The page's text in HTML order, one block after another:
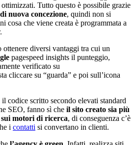
Tutto questo è possibile grazie
nuova concezione, quindi non si
cosa che viene creata è programmata a
ottenere diversi vantaggi tra cui un
pagespeed insights il punteggio,
verificato su
cliccare su “guarda” e poi sull’icona
codice scritto secondo elevati standard
SEO, fanno sì che il sito creato sia più
motori di ricerca, di conseguenza c’è
i contatti si convertano in clienti.